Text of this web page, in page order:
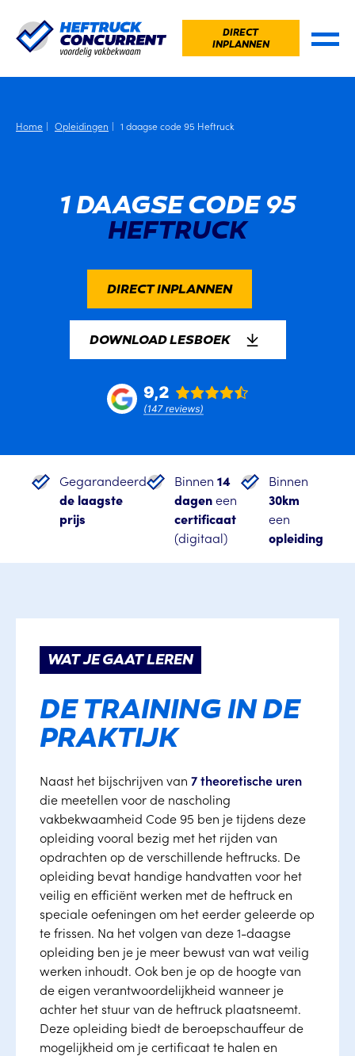
DIRECT
INPLANNEN
Home Opleidingen 1 daagse code 95 Heftruck
1 DAAGSE CODE 95
HEFTRUCK
DIRECT INPLANNEN
DOWNLOAD LESBOEK
Gegarandeerd
de laagste
prijs
Binnen 14
dageneen
certificaat
(digitaal)
Binnen
30km
een
opleiding
WAT JE GAAT LEREN
DE TRAINING IN DE
PRAKTIJK
Naast het bijschrijven van 7 theoretische uren
die meetellen voor de nascholing
vakbekwaamheid Code 95 ben je tijdens deze
opleiding vooral bezig met het rijden van
opdrachten op de verschillende heftrucks. De
opleiding bevat handige handvatten voor het
veilig en efficiënt werken met de heftruck en
speciale oefeningen om het eerder geleerde op
te frissen. Na het volgen van deze 1-daagse
opleiding ben je je meer bewust van wat veilig
werken inhoudt. Ook ben je op de hoogte van
de eigen verantwoordelijkheid wanneer je
achter het stuur van de heftruck plaatsneemt.
Deze opleiding biedt de beroepschauffeur de
mogelijkheid om je certificaat te halen en